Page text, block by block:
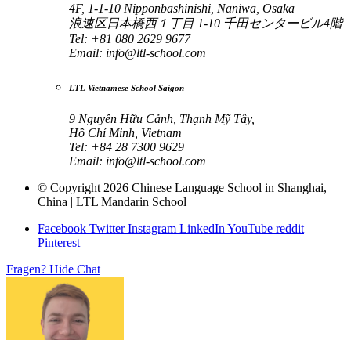
4F, 1-1-10 Nipponbashinishi, Naniwa, Osaka
浪速区日本橋西１丁目 1-10 千田センタービル4階
Tel: +81 080 2629 9677
Email: info@ltl-school.com
LTL Vietnamese School Saigon
9 Nguyễn Hữu Cảnh, Thạnh Mỹ Tây,
Hồ Chí Minh, Vietnam
Tel: +84 28 7300 9629
Email: info@ltl-school.com
© Copyright 2026 Chinese Language School in Shanghai,
China | LTL Mandarin School
Facebook TwitterInstagram LinkedIn YouTube reddit
Pinterest
Fragen? Hide Chat